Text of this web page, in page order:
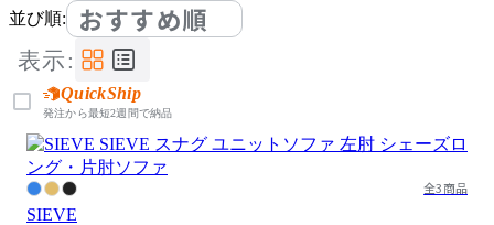
並び順: おすすめ順
表示:
QuickShip
発注から最短2週間で納品
全3商品
SIEVE